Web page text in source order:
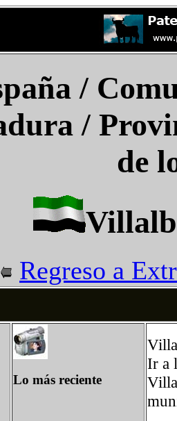
/
/
de
Regreso a
Lo más reciente
Ir a